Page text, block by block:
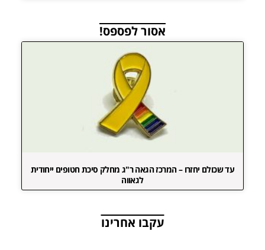
אסור לפספס!
עד שכולם יחזרו – המרכז הגאה ר"ג מחלק סיכת חטופים ייחודית
לגאווה
עקבו אחרינו